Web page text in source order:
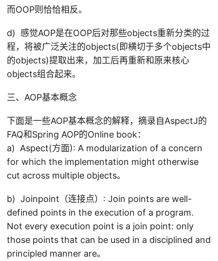
而OOP则恰恰相反。
d) 感觉AOP是在OOP后对那些objects重新分类的过
程，将被广泛关注的objects(即横切于多个objects中
的objects)提取出来，加工后再重新和原来核心
objects组合起来。
三、AOP基本概念
下面是一些AOP基本概念的解释，摘录自AspectJ的
FAQ和Spring AOP的Online book：
a) Aspect(方面): A modularization of a concern
for which the implementation might otherwise
cut across multiple objects。
b) Joinpoint（连接点）: Join points are well-
defined points in the execution of a program.
Not every execution point is a join point: only
those points that can be used in a disciplined and
principled manner are。